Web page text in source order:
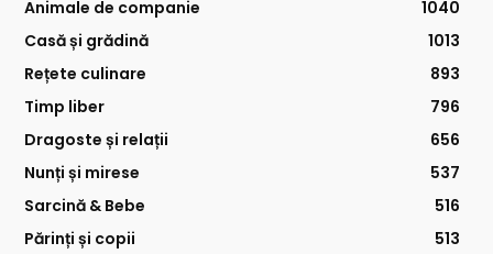
Animale de companie
1040
Casă și grădină
1013
Rețete culinare
893
Timp liber
796
Dragoste și relații
656
Nunți și mirese
537
Sarcină & Bebe
516
Părinți și copii
513